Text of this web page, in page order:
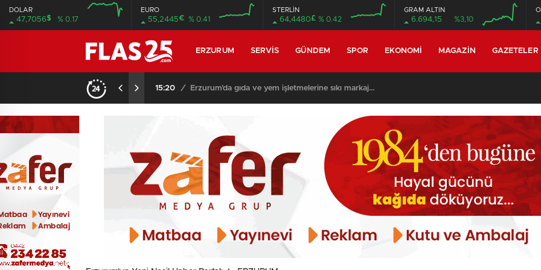
DOLAR
47,7056$ % 0.17
EURO
55,2445€ % 0.41
STERLİN
64,4480£ % 0.42
GRAM ALTIN
6.694,15 %3,10
ERZURUM SERVIS GÜNDEM SPOR EKONOMI MAGAZIN GAZETELER
15:20 / Erzurum’da gıda ve yem işletmelerine sıkı markaj…